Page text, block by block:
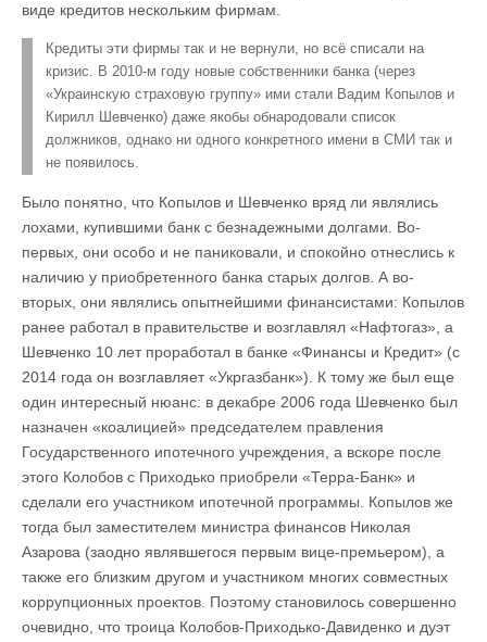
виде кредитов нескольким фирмам.
Кредиты эти фирмы так и не вернули, но всё списали на
кризис. В 2010-м году новые собственники банка (через
«Украинскую страховую группу» ими стали Вадим Копылов и
Кирилл Шевченко) даже якобы обнародовали список
должников, однако ни одного конкретного имени в СМИ так и
не появилось.
Было понятно, что Копылов и Шевченко вряд ли являлись
лохами, купившими банк с безнадежными долгами. Во-
первых, они особо и не паниковали, и спокойно отнеслись к
наличию у приобретенного банка старых долгов. А во-
вторых, они являлись опытнейшими финансистами: Копылов
ранее работал в правительстве и возглавлял «Нафтогаз», а
Шевченко 10 лет проработал в банке «Финансы и Кредит» (с
2014 года он возглавляет «Укргазбанк»). К тому же был еще
один интересный нюанс: в декабре 2006 года Шевченко был
назначен «коалицией» председателем правления
Государственного ипотечного учреждения, а вскоре после
этого Колобов с Приходько приобрели «Терра-Банк» и
сделали его участником ипотечной программы. Копылов же
тогда был заместителем министра финансов Николая
Азарова (заодно являвшегося первым вице-премьером), а
также его близким другом и участником многих совместных
коррупционных проектов. Поэтому становилось совершенно
очевидно, что троица Колобов-Приходько-Давиденко и дуэт